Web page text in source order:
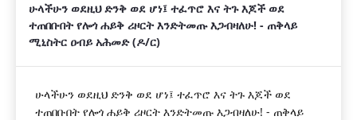
ሁላችሁን ወደዚህ ድንቅ ወደ ሆነ፤ ተፈጥሮ እና ትጉ እጆች ወደ
ተጠበቡበት የሎጎ ሐይቅ ሪዞርት እንድትመጡ እጋብዛለሁ! - ጠቅላይ
ሚኒስትር ዐብይ አሕመድ (ዶ/ር)
ሁላችሁን ወደዚህ ድንቅ ወደ ሆነ፤ ተፈጥሮ እና ትጉ እጆች ወደ
ተጠበቡበት የሎጎ ሐይቅ ሪዞርት እንድትመጡ እጋብዛለሁ! - ጠቅላይ